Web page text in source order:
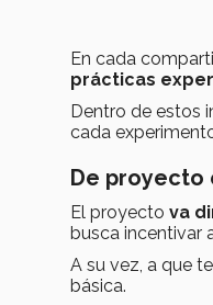
En cada
prácticas
Dentro de estos
cada
De proyecto
El proyecto va
busca incentivar
A su vez, a que
básica.